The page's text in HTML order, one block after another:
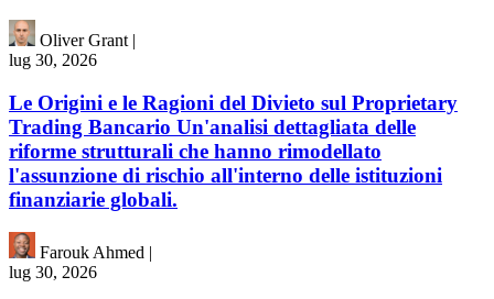
Oliver Grant |
lug 30, 2026
Le Origini e le Ragioni del Divieto sul Proprietary
Trading Bancario Un'analisi dettagliata delle
riforme strutturali che hanno rimodellato
l'assunzione di rischio all'interno delle istituzioni
finanziarie globali.
Farouk Ahmed |
lug 30, 2026